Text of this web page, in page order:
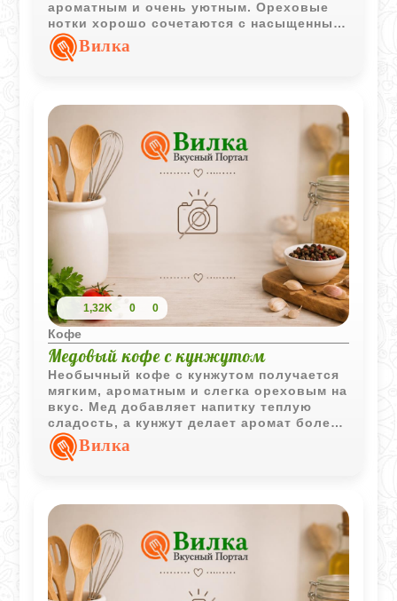
ароматным и очень уютным. Ореховые
нотки хорошо сочетаются с насыщенным
кофе, а сливки делают вкус более
бархатистым и мягким.
Вилка
1,32K 0 0
Кофе
Медовый кофе с кунжутом
Необычный кофе с кунжутом получается
мягким, ароматным и слегка ореховым на
вкус. Мед добавляет напитку теплую
сладость, а кунжут делает аромат более
глубоким и интересным.
Вилка